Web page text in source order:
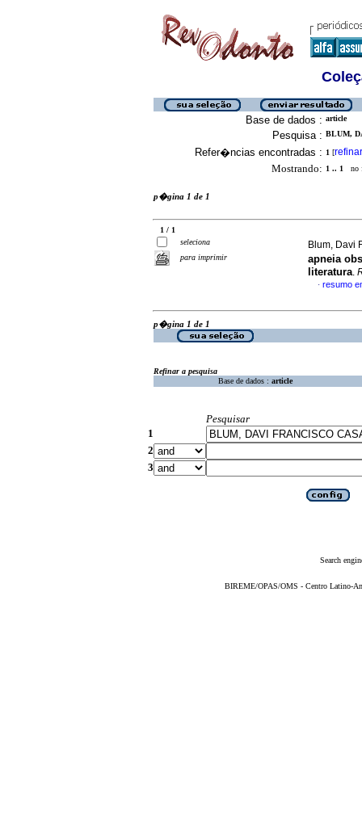
Base de dados : article
Pesquisa : BLUM,
Refer�ncias encontradas : 1 [refinar
Mostrando: 1 .. 1 no
p�gina 1 de 1
1 / 1
seleciona
para imprimir
Blum, Davi
apneia
literatura.
· resumo
p�gina 1 de 1
Refinar a pesquisa
Base de dados : article
Pesquisar
1
2
3
Search
BIREME/OPAS/OMS - Centro Latino-